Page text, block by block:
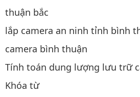
thuận bắc
lắp camera an ninh tỉnh bình
camera bình thuận
Tính toán dung lượng lưu trữ
Khóa từ